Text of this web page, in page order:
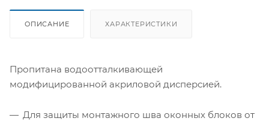
ОПИСАНИЕ ХАРАКТЕРИСТИКИ
Пропитана водоотталкивающей
модифицированной акриловой дисперсией.
Для защиты монтажного шва оконных блоков от